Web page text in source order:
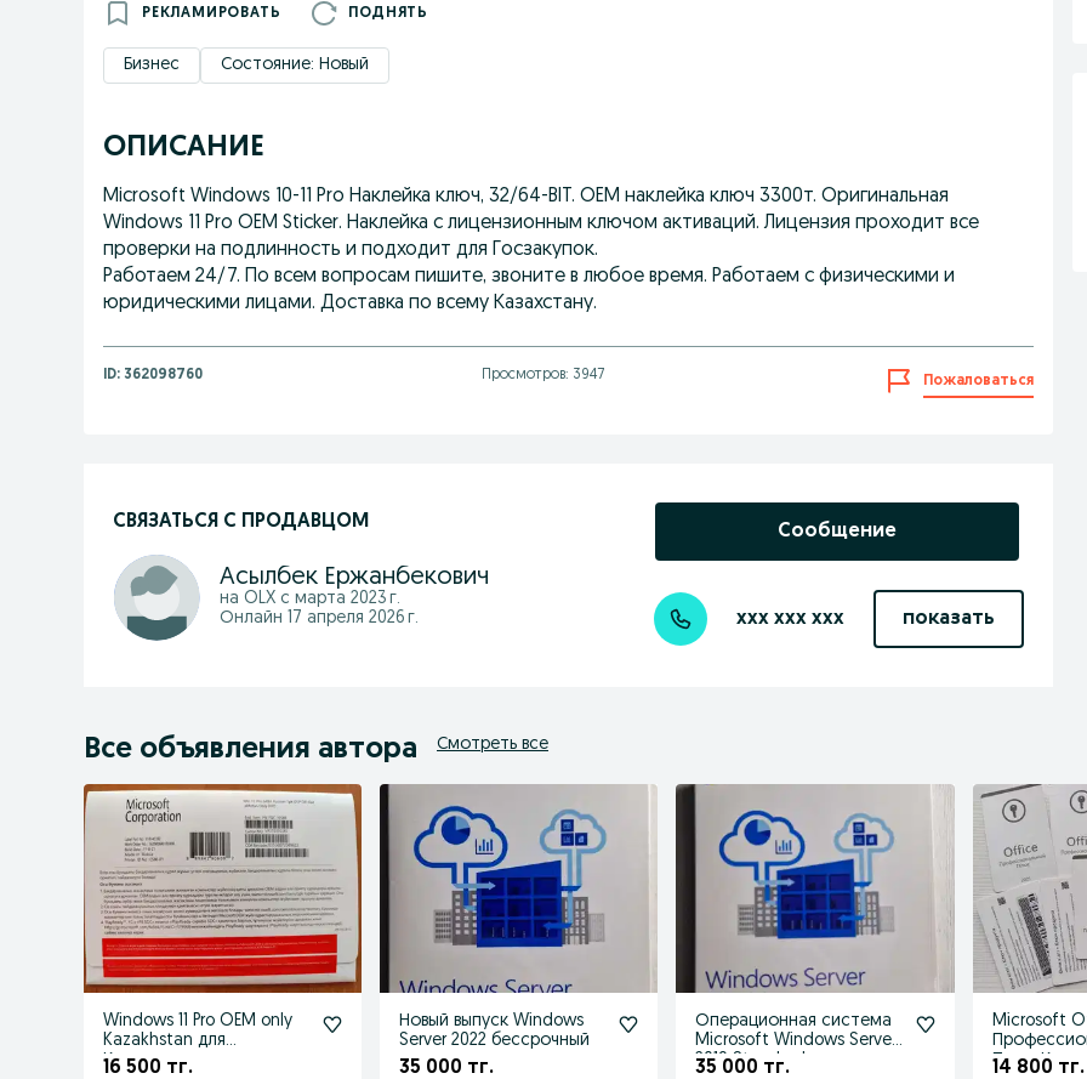
РЕКЛАМИРОВАТЬ ПОДНЯТЬ
Бизнес Состояние: Новый
ОПИСАНИЕ
Microsoft Windows 10-11 Pro Наклейка ключ, 32/64-BIT. ОЕМ наклейка ключ 3300т. Оригинальная
Windows 11 Pro ОЕМ Sticker. Наклейка с лицензионным ключом активаций. Лицензия проходит все
проверки на подлинность и подходит для Госзакупок.
Работаем 24/7. По всем вопросам пишите, звоните в любое время. Работаем с физическими и
юридическими лицами. Доставка по всему Казахстану.
ID: 362098760 Просмотров: 3947 Пожаловаться
СВЯЗАТЬСЯ С ПРОДАВЦОМ
Асылбек Ержанбекович
на OLX с марта 2023 г.
Онлайн 17 апреля 2026 г.
Сообщение
xxx xxx xxx показать
Все объявления автора Смотреть все
Windows 11 Pro OEM only
Kazakhstan для
Казахстана с диском
16 500 тг.
Новый выпуск Windows
Server 2022 бессрочный
35 000 тг.
Операционная система
Microsoft Windows Server
2019 Standard
35 000 тг.
Microsoft
Плюс
14 800 тг.